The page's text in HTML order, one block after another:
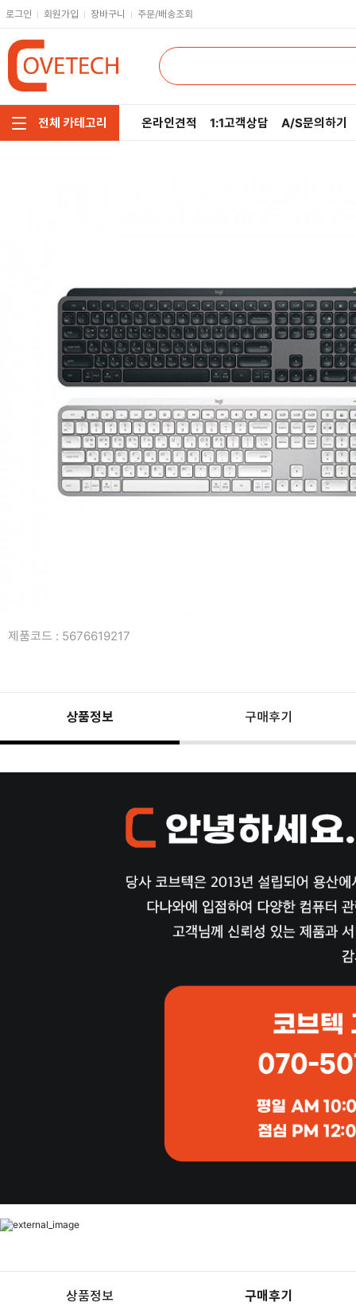
로그인 회원가입 장바구니 주문/배송조회
전체 카테고리
소프트웨어/멀티탭/공구
헤드셋/태블릿/휴대폰
복합기/프린터/사무기기
SSD
HDD
ODD
파워
키보드
마우스
온라인견적 1:1고객상담 A/S문의하기
제품코드 : 5676619217
상품정보 구매후기
상품정보 구매후기